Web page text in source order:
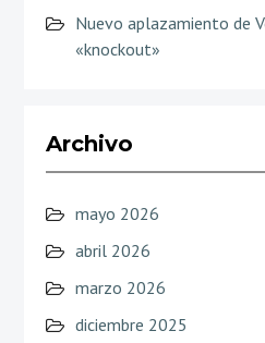
Nuevo aplazamiento de
«knockout»
Archivo
mayo 2026
abril 2026
marzo 2026
diciembre 2025